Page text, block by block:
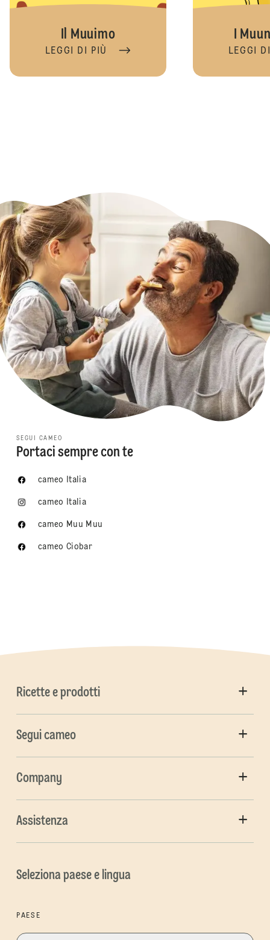
Il Muuimo
LEGGI DI PIÙ
I
LEGGI
SEGUI CAMEO
Portaci sempre con te
cameo Italia
cameo Italia
cameo Muu Muu
cameo Ciobar
Ricette e prodotti
Segui cameo
Company
Assistenza
Seleziona paese e lingua
PAESE